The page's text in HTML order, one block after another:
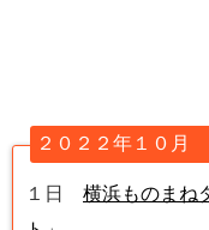
２０２２年１０月
１日 横浜ものまね